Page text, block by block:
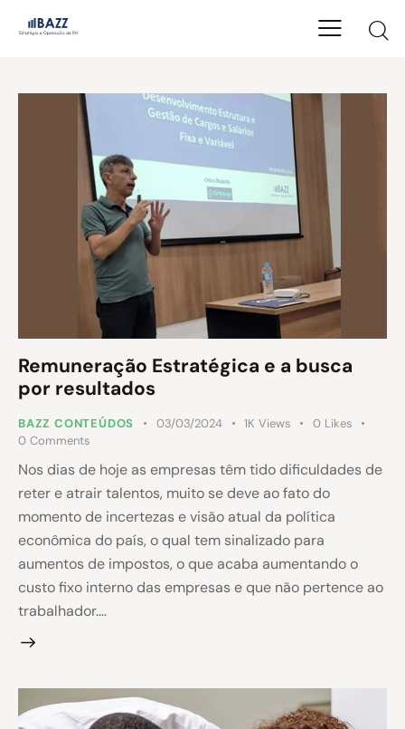
Remuneração Estratégica e a busca
por resultados
BAZZ CONTEÚDOS 03/03/2024 1K Views 0 Likes
0 Comments
Nos dias de hoje as empresas têm tido dificuldades de
reter e atrair talentos, muito se deve ao fato do
momento de incertezas e visão atual da política
econômica do país, o qual tem sinalizado para
aumentos de impostos, o que acaba aumentando o
custo fixo interno das empresas e que não pertence ao
trabalhador.…